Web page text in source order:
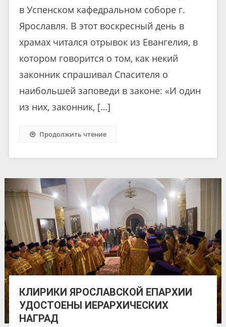
в Успенском кафедральном соборе г.
Ярославля. В этот воскресный день в
храмах читался отрывок из Евангелия, в
котором говорится о том, как некий
законник спрашивал Спасителя о
наибольшей заповеди в законе: «И один
из них, законник, […]
Продолжить чтение
КЛИРИКИ ЯРОСЛАВСКОЙ ЕПАРХИИ
УДОСТОЕНЫ ИЕРАРХИЧЕСКИХ
НАГРАД